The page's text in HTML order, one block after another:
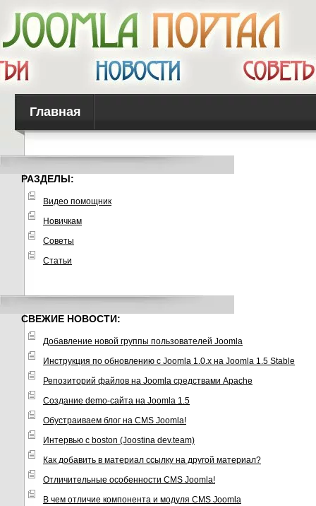
Главная
РАЗДЕЛЫ:
Видео помощник
Новичкам
Советы
Статьи
СВЕЖИЕ НОВОСТИ:
Добавление новой группы пользователей Joomla
Инструкция по обновлению с Joomla 1.0.x на Joomla 1.5 Stable
Репозиторий файлов на Joomla средствами Apache
Создание demo-сайта на Joomla 1.5
Обустраиваем блог на CMS Joomla!
Интервью с boston (Joostina dev.team)
Как добавить в материал ссылку на другой материал?
Отличительные особенности CMS Joomla!
В чем отличие компонента и модуля CMS Joomla